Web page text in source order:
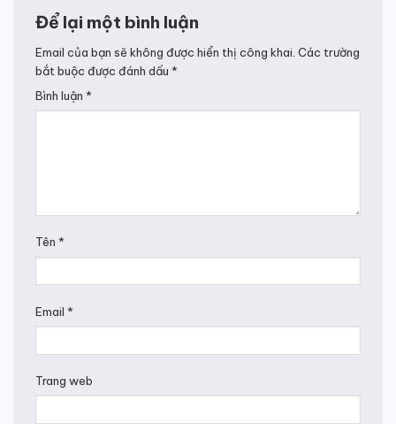
Để lại một bình luận
Email của bạn sẽ không được hiển thị công khai. Các trường
bắt buộc được đánh dấu *
Bình luận *
Tên *
Email *
Trang web